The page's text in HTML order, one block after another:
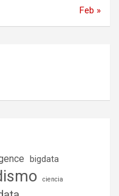
Feb »
bigdata
ciencia